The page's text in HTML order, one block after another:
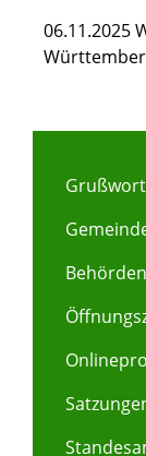
06.11.2025